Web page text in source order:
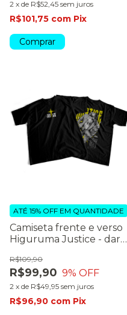
2 x de R$52,45 sem juros
R$101,75 com Pix
Comprar
Camiseta frente e verso
Higuruma Justice - dark
R$99,90
R$109,90
9% OFF
2 x de R$49,95 sem juros
ATÉ 15% OFF EM QUANTIDADE
R$96,90 com Pix